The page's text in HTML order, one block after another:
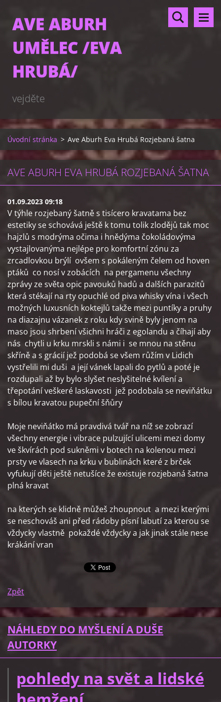
AVE ABURH
UMĚLEC /EVA
HRUBÁ/
vejděte
Úvodní stránka > Ave Aburh Eva Hrubá Rozjebaná šatna
AVE ABURH EVA HRUBÁ ROZJEBANÁ ŠATNA
01.09.2023 09:18
V týhle rozjebaný šatně s tisícero kravatama bez
estetiky se schovává ještě k tomu tolik zlodějů tak moc
hajzlů s modrýma očima i hnědýma čokoládovýma
vystajlovanýma nejlépe pro komfortní zónu za
zrcadlovkou brýlí ovšem s pokáleným čelem od hoven
ptáků co nosí v zobácích na pergamenu všechny
zprávy ze světa opic pavouků hadů a dalších parazitů
která stékají na rty opuchlé od piva whisky vína i všech
možných luxusních koktejlů takže mezi puntíky a pruhy
na diazajnu vázanek z roku kdy svině byly jenom na
maso jsou shrbení všichni hráči z egolandu a číhají aby
nás chytli u krku mrskli s námi i se mnou na stěnu
skříně a s grácií jež podobá se všem růžím v Lidich
vystřelili mi duši a její vánek lapali do pytlů a poté je
rozdupali až by bylo slyšet neslyšitelné kvílení a
třepotání veškeré laskavosti jež podobala se neviňátku
s bílou kravatou pupeční šňůry
Moje neviňátko má pravdivá tvář na níž se zobrazí
všechny energie i vibrace pulzující ulicemi mezi domy
ve škvírách pod sukněmi v botech na kolenou mezi
prsty ve vlasech na krku v bublinách které z brček
vyfukují děti ještě netušíce že existuje rozjebaná šatna
plná kravat
na kterých se klidně můžeš zhoupnout a mezi kterými
se neschováš ani před rádoby písní labutí za kterou se
vždycky vlastně pokaždé vždycky a jak jinak stále nese
krákání vran
Zpět
NÁHLEDY DO MYŠLENÍ A DUŠE
AUTORKY
pohledy na svět a lidské